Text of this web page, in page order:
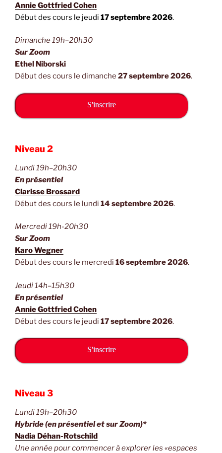
de
Annie Gottfried Cohen
Début des cours le jeudi 17 septembre 2026.
Dimanche 19h–20h30
Sur Zoom
Ethel Niborski
Début des cours le dimanche 27 septembre 2026.
S'inscrire
Niveau 2
Lundi 19h–20h30
En présentiel
Clarisse Brossard
Début des cours le lundi 14 septembre 2026.
Mercredi 19h-20h30
Sur Zoom
Karo Wegner
Début des cours le mercredi 16 septembre 2026.
Jeudi 14h–15h30
En présentiel
Annie Gottfried Cohen
Début des cours le jeudi 17 septembre 2026.
S'inscrire
Niveau 3
Lundi 19h–20h30
Hybride (en présentiel et sur Zoom)*
Nadia Déhan-Rotschild
Une année pour commencer à explorer les «espaces